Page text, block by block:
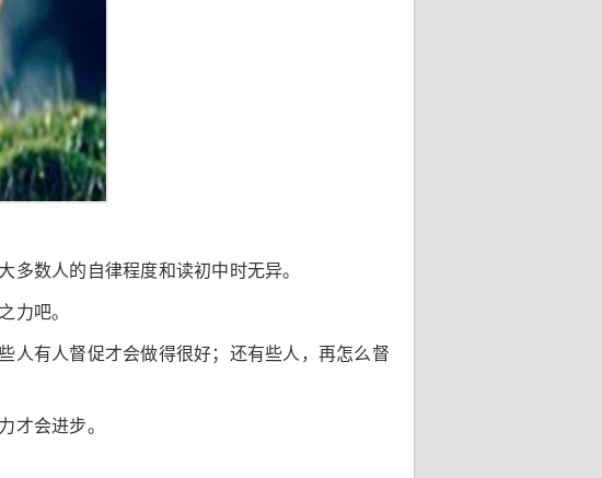
多数人的自律程度和读初中时无异。
力吧。
人有人督促才会做得很好；还有些人，再怎么督
才会进步。